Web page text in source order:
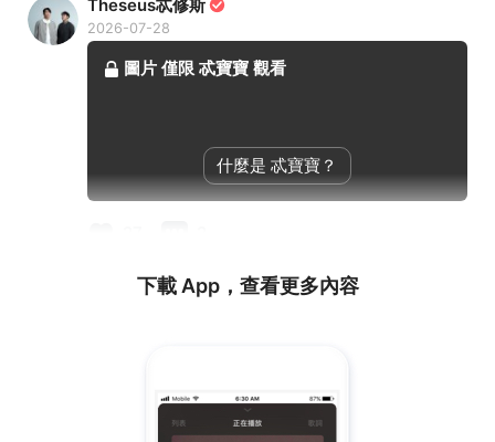
Theseus忒修斯
2026-07-28
圖片 僅限 忒寶寶 觀看
什麼是 忒寶寶？
下載 App，查看更多內容